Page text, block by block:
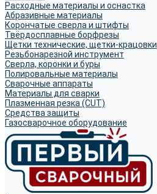
Расходные материалы и оснастка
Абразивные материалы
Корончатые сверла и штифты
Твёрдосплавные борфрезы
Щетки технические, щетки-крацовки
Резьбонарезной инструмент
Сверла, коронки и буры
Полировальные материалы
Сварочные аппараты
Материалы для сварки
Плазменная резка (CUT)
Средства защиты
Газосварочное оборудование